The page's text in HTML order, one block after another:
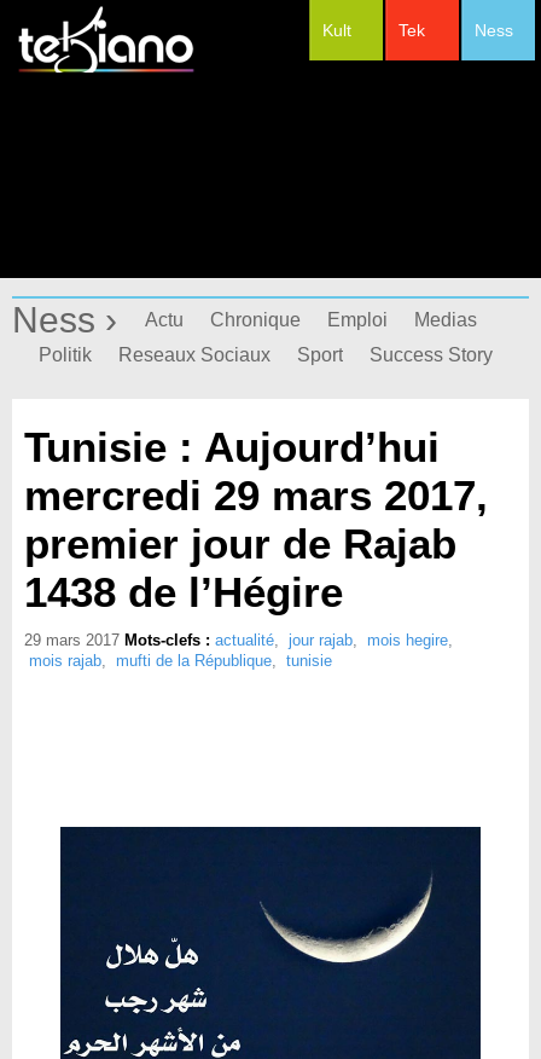
Ness
Tek
Kult
Ness › Actu Chronique Emploi
Medias
Politik
Reseaux Sociaux Sport Success Story
Tunisie : Aujourd’hui
mercredi 29 mars 2017,
premier jour de Rajab
1438 de l’Hégire
29 mars 2017 Mots-clefs : actualité, jour rajab, mois hegire,
mois rajab, mufti de la République, tunisie